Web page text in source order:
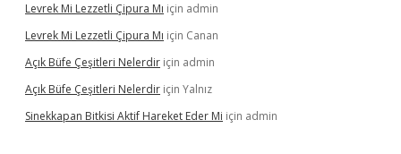
Levrek Mi Lezzetli Çipura Mı için admin
Levrek Mi Lezzetli Çipura Mı için Canan
Açık Büfe Çeşitleri Nelerdir için admin
Açık Büfe Çeşitleri Nelerdir için Yalnız
Sinekkapan Bitkisi Aktif Hareket Eder Mi için admin